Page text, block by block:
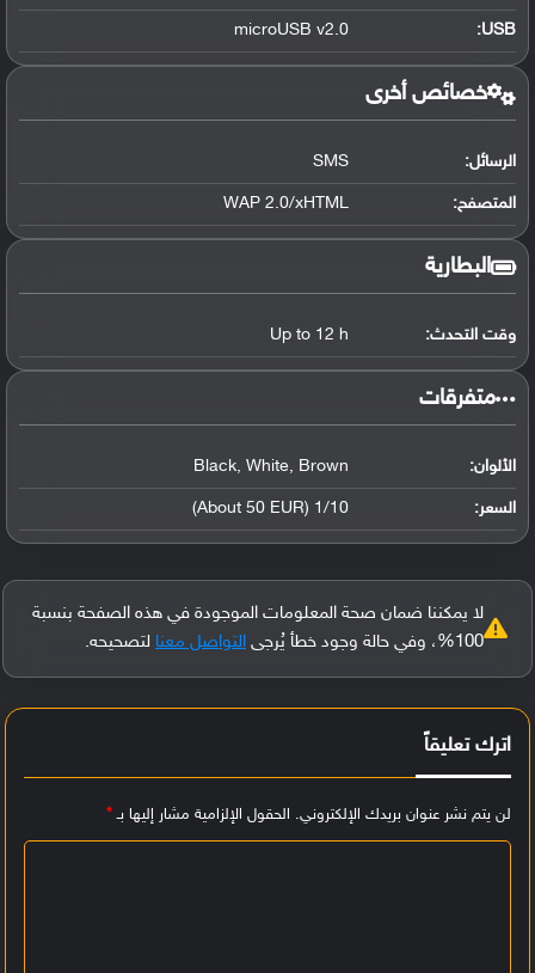
USB
:
microUSB v2.0
خصائص أخرى
الرسائل: SMS
المتصفح: WAP 2.0/xHTML
البطارية
وقت التحدث: Up to 12 h
‏متفرقات‏
الألوان: Black, White, Brown
السعر: 1/10 (About 50 EUR)
لا يمكننا ضمان صحة المعلومات الموجودة في هذه الصفحة بنسبة
100%، وفي حالة وجود خطأ يُرجى
التواصل معنا لتصحيحه.
اترك تعليقاً
لن يتم نشر عنوان بريدك الإلكتروني. الحقول الإلزامية مشار إليها بـ*